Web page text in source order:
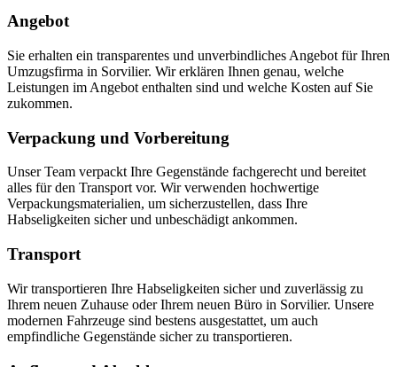
Angebot
Sie erhalten ein transparentes und unverbindliches Angebot für Ihren
Umzugsfirma in Sorvilier. Wir erklären Ihnen genau, welche
Leistungen im Angebot enthalten sind und welche Kosten auf Sie
zukommen.
Verpackung und Vorbereitung
Unser Team verpackt Ihre Gegenstände fachgerecht und bereitet
alles für den Transport vor. Wir verwenden hochwertige
Verpackungsmaterialien, um sicherzustellen, dass Ihre
Habseligkeiten sicher und unbeschädigt ankommen.
Transport
Wir transportieren Ihre Habseligkeiten sicher und zuverlässig zu
Ihrem neuen Zuhause oder Ihrem neuen Büro in Sorvilier. Unsere
modernen Fahrzeuge sind bestens ausgestattet, um auch
empfindliche Gegenstände sicher zu transportieren.